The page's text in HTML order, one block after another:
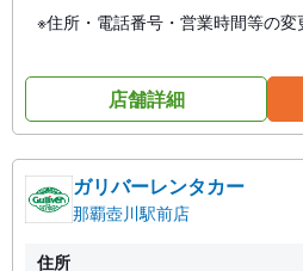
※住所・電話番号・営業時間等の変
店舗詳細
ガリバーレンタカー
那覇壺川駅前店
住所